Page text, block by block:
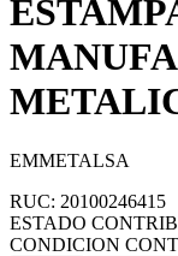
EMMETALSA
RUC: 20100246415
ESTADO
CONDICION